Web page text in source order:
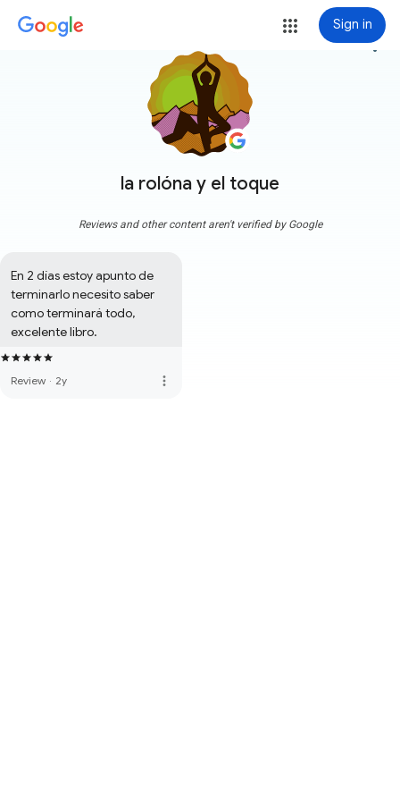
Sign in
la rolóna y el toque
more_vert
Reviews and other content aren't verified by Google
En 2 días estoy apunto de
terminarlo necesito saber
como terminará todo,
excelente libro.
Review · 2y more_vert